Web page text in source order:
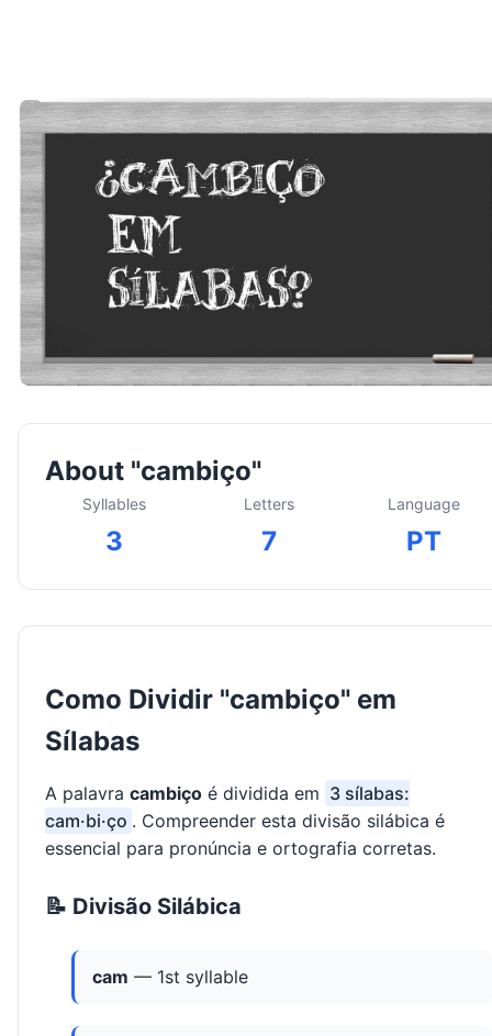
About "cambiço"
Syllables
3
Letters
7
Language
PT
Como Dividir "cambiço" em
Sílabas
A palavra cambiço é dividida em 3 sílabas:
cam·bi·ço . Compreender esta divisão silábica é
essencial para pronúncia e ortografia corretas.
📝 Divisão Silábica
cam — 1st syllable